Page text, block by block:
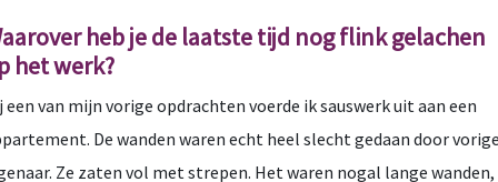
heb je de laatste tijd nog flink gelachen
het werk?
een van mijn vorige opdrachten voerde ik sauswerk uit aan een
De wanden waren echt heel slecht gedaan door
Ze zaten vol met strepen. Het waren nogal lange wanden,